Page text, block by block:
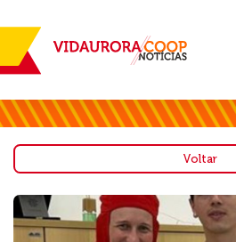
Voltar